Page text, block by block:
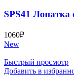
SPS41 Лопатка
1060₽
New
Быстрый просмотр
Добавить в